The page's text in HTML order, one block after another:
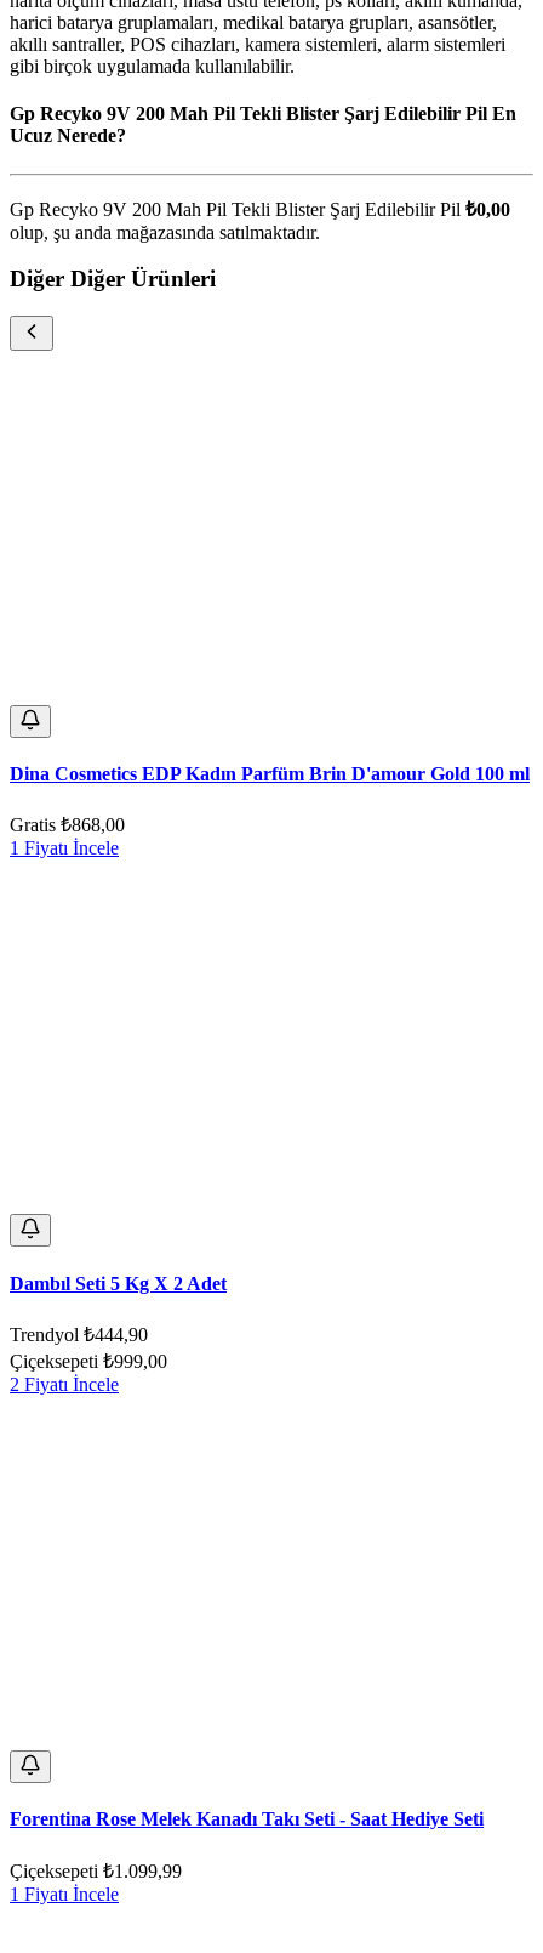
harici batarya gruplamaları, medikal batarya grupları, asansötler,
akıllı santraller, POS cihazları, kamera sistemleri, alarm sistemleri
gibi birçok uygulamada kullanılabilir.
Gp Recyko 9V 200 Mah Pil Tekli Blister Şarj Edilebilir Pil En
Ucuz Nerede?
Gp Recyko 9V 200 Mah Pil Tekli Blister Şarj Edilebilir Pil ₺0,00
olup, şu anda mağazasında satılmaktadır.
Diğer Diğer Ürünleri
Dina Cosmetics EDP Kadın Parfüm Brin D'amour Gold 100 ml
Gratis ₺868,00
1 Fiyatı İncele
Dambıl Seti 5 Kg X 2 Adet
Trendyol ₺444,90
Çiçeksepeti ₺999,00
2 Fiyatı İncele
Forentina Rose Melek Kanadı Takı Seti - Saat Hediye Seti
Çiçeksepeti ₺1.099,99
1 Fiyatı İncele